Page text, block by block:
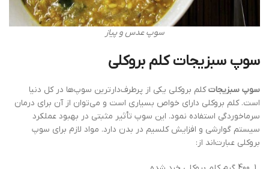
سوپ عدس و پیاز
سوپ سبزیجات کلم بروکلی
سوپ سبزیجاتکلم بروکلی یکی از پرطرف‌دارترین سوپ‌ها در کل دنیا
است. کلم بروکلی دارای خواص بسیاری است و می‌توان از آن برای درمان
سرماخوردگی استفاده نمود. این سوپ تأثیر مثبتی در بهبود عملکرد
سیستم گوارشی و افزایش کلسیم در بدن دارد. مواد لازم برای سوپ
بروکلی عبارت‌اند از: